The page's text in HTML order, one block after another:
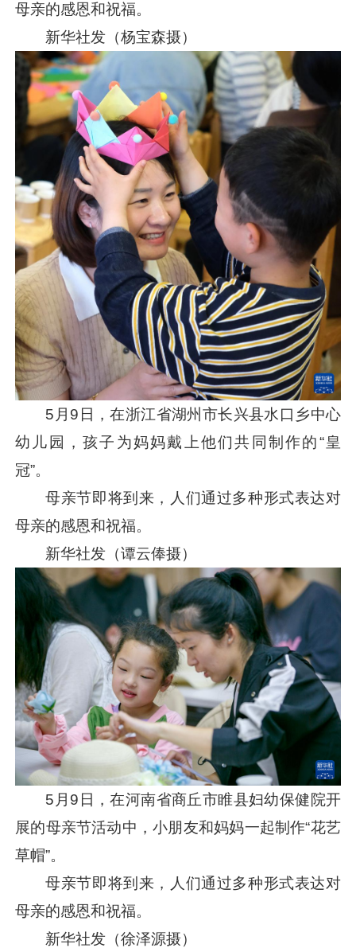
母亲的感恩和祝福。
新华社发（杨宝森摄）
5月9日，在浙江省湖州市长兴县水口乡中心
幼儿园，孩子为妈妈戴上他们共同制作的“皇
冠”。
母亲节即将到来，人们通过多种形式表达对
母亲的感恩和祝福。
新华社发（谭云俸摄）
5月9日，在河南省商丘市睢县妇幼保健院开
展的母亲节活动中，小朋友和妈妈一起制作“花艺
草帽”。
母亲节即将到来，人们通过多种形式表达对
母亲的感恩和祝福。
新华社发（徐泽源摄）